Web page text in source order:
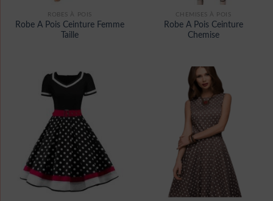
ROBES À POIS
Robe A Pois Ceinture Femme
Taille
CHEMISES À POIS
Robe A Pois Ceinture
Chemise